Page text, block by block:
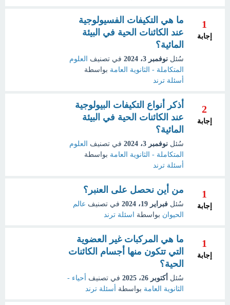
1
إجابة
ما هي التكيفات الفسيولوجية
عند الكائنات الحية في البيئة
المائية؟
سُئل نوفمبر 3، 2024 في تصنيف
العلوم
المتكاملة - الثانوية العامة بواسطة
أسئلة ترند
2
إجابة
أذكر أنواع التكيفات البيولوجية
عند الكائنات الحية في البيئة
المائية؟
سُئل نوفمبر 3، 2024 في تصنيف
العلوم
المتكاملة - الثانوية العامة بواسطة
أسئلة ترند
1
إجابة
من أين نحصل على العنبر؟
سُئل فبراير 19، 2024 في تصنيف عالم
الحيوان بواسطة اسئلة ترند
1
إجابة
ما هي المركبات غير العضوية
التي تتكون منها أجسام الكائنات
الحية؟
سُئل أكتوبر 26، 2025 في تصنيف
أحياء -
الثانوية العامة بواسطة أسئلة ترند